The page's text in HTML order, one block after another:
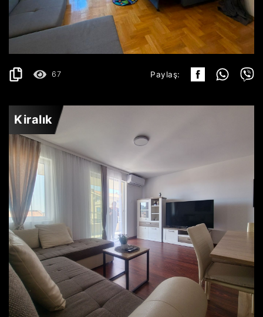
42 m
AYRINTILAR
67 Paylaş:
Kiralık
PETROVAC
650€
93 m 2
AYRINTILAR